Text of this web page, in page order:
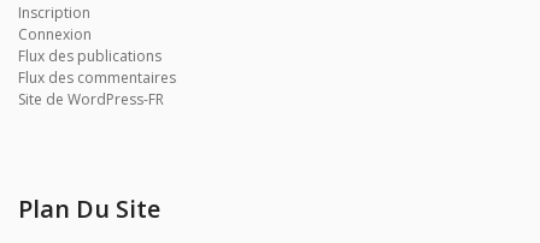
Inscription
Connexion
Flux des publications
Flux des commentaires
Site de WordPress-FR
Plan Du Site